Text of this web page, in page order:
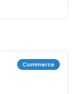
Commerce